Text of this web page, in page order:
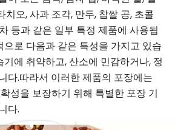
치오, 사과 조각, 만두, 찹쌀 공, 초콜
등과 같은 일부 특정 제품에 사용됩
으로 다음과 같은 특성을 가지고 있습
기에 취약하고, 산소에 민감하거나, 정
다.따라서 이러한 제품의 포장에는
성을 보장하기 위해 특별한 포장 기
다.